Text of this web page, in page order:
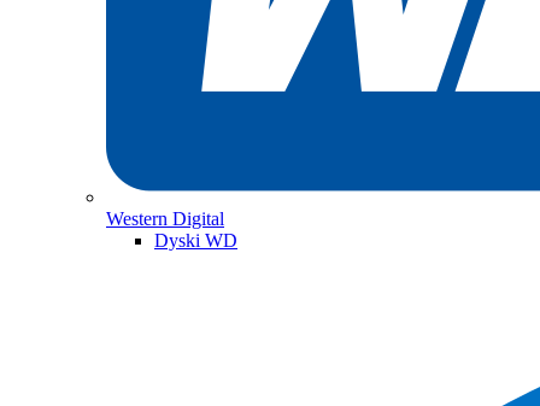
Western Digital
Dyski WD